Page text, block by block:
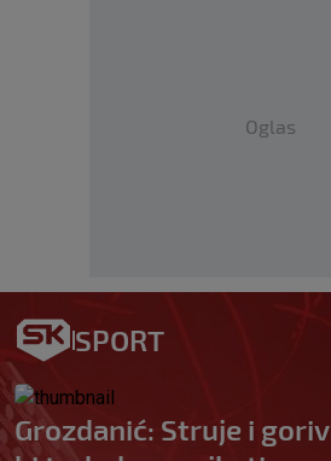
Oglas
SPORT
Grozdanić: Struje i